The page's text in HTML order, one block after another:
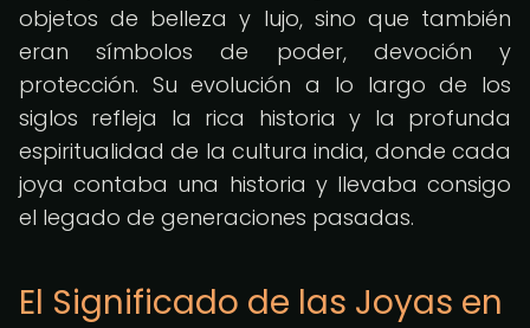
objetos de belleza y lujo, sino que también
eran símbolos de poder, devoción y
protección. Su evolución a lo largo de los
siglos refleja la rica historia y la profunda
espiritualidad de la cultura india, donde cada
joya contaba una historia y llevaba consigo
el legado de generaciones pasadas.
El Significado de las Joyas en